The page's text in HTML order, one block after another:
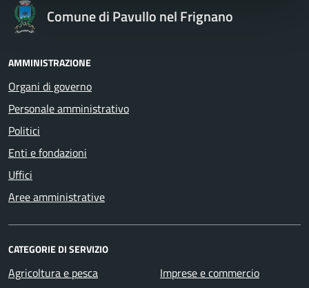
Comune di Pavullo nel Frignano
AMMINISTRAZIONE
Organi di governo
Personale amministrativo
Politici
Enti e fondazioni
Uffici
Aree amministrative
CATEGORIE DI SERVIZIO
Agricoltura e pesca
Imprese e commercio